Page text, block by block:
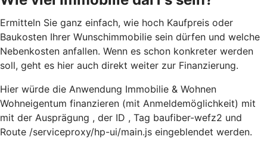
Ermitteln Sie ganz einfach, wie hoch Kaufpreis oder
Baukosten Ihrer Wunschimmobilie sein dürfen und welche
Nebenkosten anfallen. Wenn es schon konkreter werden
soll, geht es hier auch direkt weiter zur Finanzierung.
Hier würde die Anwendung Immobilie & Wohnen
Wohneigentum finanzieren (mit Anmeldemöglichkeit) mit
mit der Ausprägung , der ID , Tag baufiber-wefz2 und
Route /serviceproxy/hp-ui/main.js eingeblendet werden.